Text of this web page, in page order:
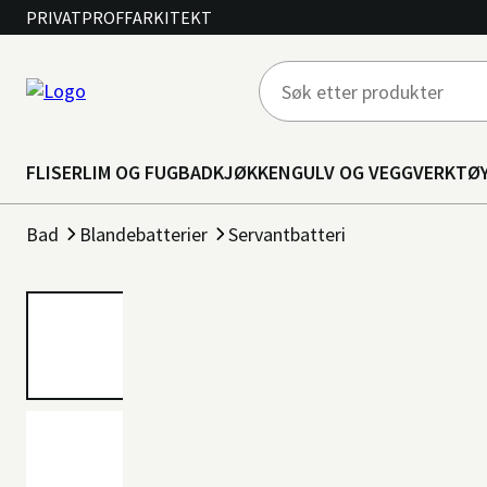
PRIVATPROFFARKITEKT
FLISERLIM OG FUGBADKJØKKENGULV OG VEGG
Bad Blandebatterier Servantbatteri